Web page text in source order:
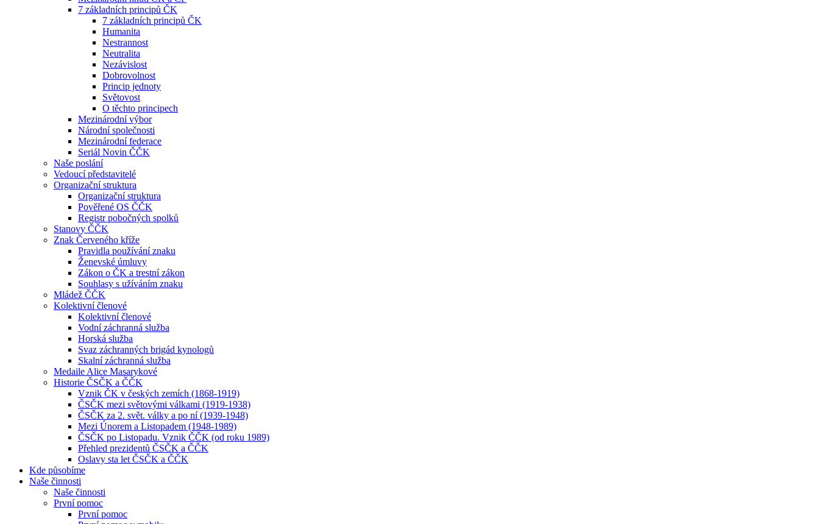
7 základních principů ČK
7 základních principů ČK
Humanita
Nestrannost
Neutralita
Nezávislost
Dobrovolnost
Princip jednoty
Světovost
O těchto principech
Mezinárodní výbor
Národní společnosti
Mezinárodní federace
Seriál Novin ČČK
Naše poslání
Vedoucí představitelé
Organizační struktura
Organizační struktura
Pověřené OS ČČK
Registr pobočných spolků
Stanovy ČČK
Znak Červeného kříže
Pravidla používání znaku
Ženevské úmluvy
Zákon o ČK a trestní zákon
Souhlasy s užíváním znaku
Mládež ČČK
Kolektivní členové
Kolektivní členové
Vodní záchranná služba
Horská služba
Svaz záchranných brigád kynologů
Skalní záchranná služba
Medaile Alice Masarykové
Historie ČSČK a ČČK
Vznik ČK v českých zemích (1868-1919)
ČSČK mezi světovými válkami (1919-1938)
ČSČK za 2. svět. války a po ní (1939-1948)
Mezi Únorem a Listopadem (1948-1989)
ČSČK po Listopadu. Vznik ČČK (od roku 1989)
Přehled prezidentů ČSČK a ČČK
Oslavy sta let ČSČK a ČČK
Kde působíme
Naše činnosti
Naše činnosti
První pomoc
První pomoc